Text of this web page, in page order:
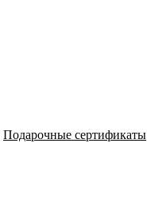
Подарочные сертификаты